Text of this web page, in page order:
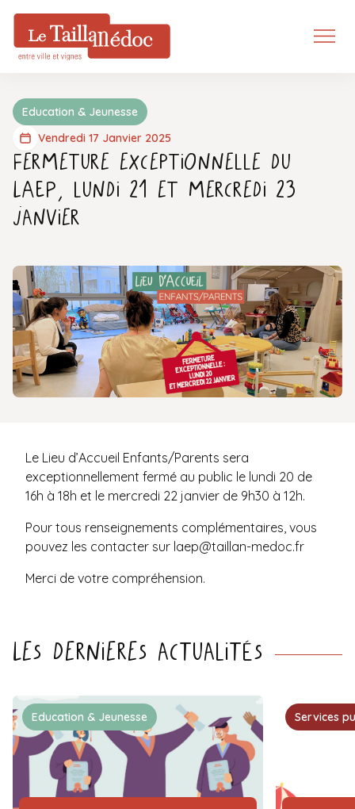
Education & Jeunesse
Vendredi 17 Janvier 2025
Fermeture exceptionnelle du
LAEP, lundi 21 et mercredi 23
janvier
Le Lieu d’Accueil Enfants/Parents sera
exceptionnellement fermé au public le lundi 20 de
16h à 18h et le mercredi 22 janvier de 9h30 à 12h.
Pour tous renseignements complémentaires, vous
pouvez les contacter sur laep@taillan-medoc.fr
Merci de votre compréhension.
Les dernieres actualités
Education & Jeunesse Services